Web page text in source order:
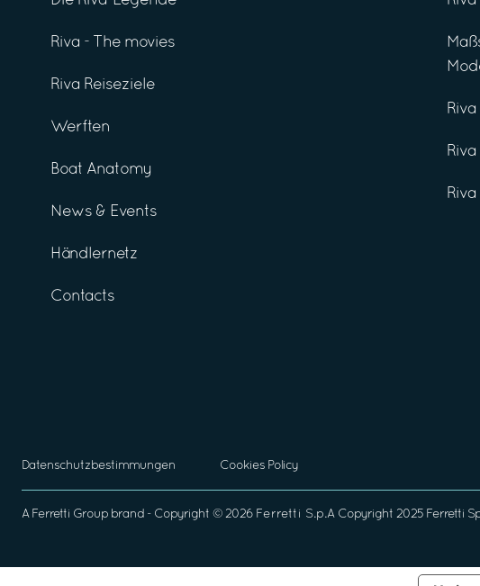
Riva - The movies
Riva Reiseziele
Werften
Boat Anatomy
News & Events
Händlernetz
Contacts
Datenschutzbestimmungen Cookies Policy
A Ferretti Group brand - Copyright © 2026 Ferretti S.p.A Copyright 2025 Ferretti